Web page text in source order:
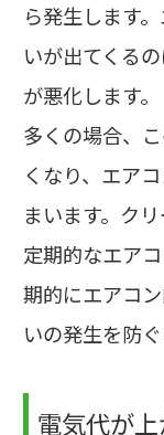
ら発生します
いが出てくる
が悪化します。
多くの場合、
くなり、エア
まいます。ク
定期的なエア
期的にエアコ
いの発生を防
電気代が上